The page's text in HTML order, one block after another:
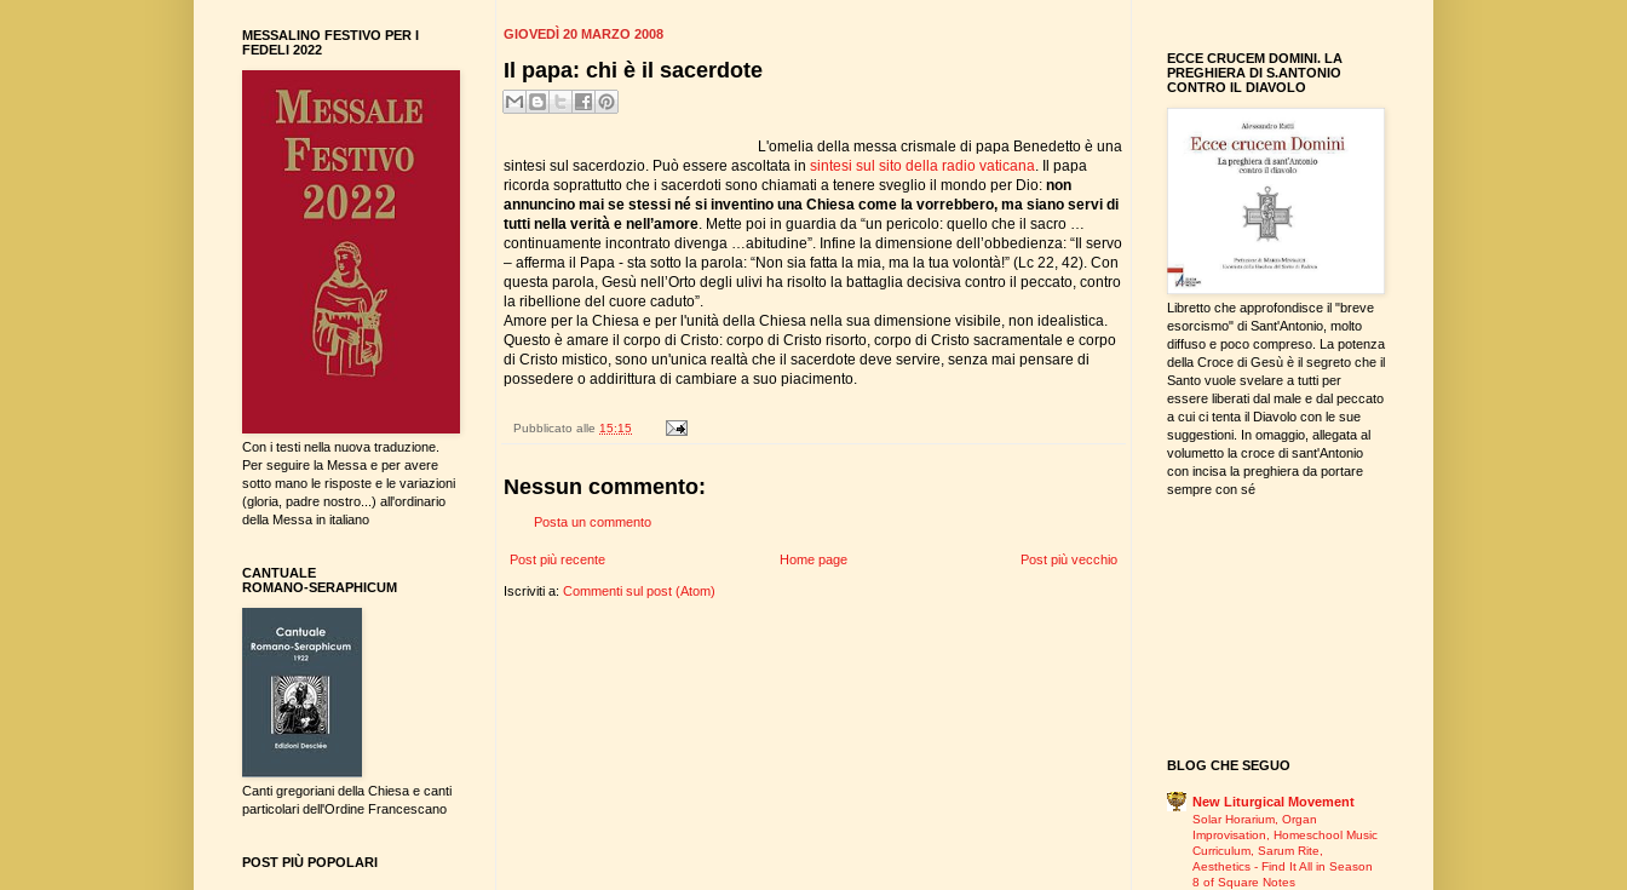
GIOVEDÌ 20 MARZO 2008
Il papa: chi è il sacerdote
L'omelia della messa crismale di papa Benedetto è una
sintesi sul sacerdozio. Può essere ascoltata in sintesi sul sito della radio vaticana . Il papa
ricorda soprattutto che i sacerdoti sono chiamati a tenere sveglio il mondo per Dio: non
annuncino mai se stessi né si inventino una Chiesa come la vorrebbero, ma siano servi di
tutti nella verità e nell’amore . Mette poi in guardia da “un pericolo: quello che il sacro …
continuamente incontrato divenga …abitudine”. Infine la dimensione dell’obbedienza: “Il servo
– afferma il Papa - sta sotto la parola: “Non sia fatta la mia, ma la tua volontà!” (Lc 22, 42). Con
questa parola, Gesù nell’Orto degli ulivi ha risolto la battaglia decisiva contro il peccato, contro
la ribellione del cuore caduto”.
Amore per la Chiesa e per l'unità della Chiesa nella sua dimensione visibile, non idealistica.
Questo è amare il corpo di Cristo: corpo di Cristo risorto, corpo di Cristo sacramentale e corpo
di Cristo mistico, sono un'unica realtà che il sacerdote deve servire, senza mai pensare di
possedere o addirittura di cambiare a suo piacimento.
Pubblicato alle 15:15
Nessun commento:
Posta un commento
Post più recente Post più vecchio
Home page
Iscriviti a: Commenti sul post (Atom)
MESSALINO FESTIVO PER I
FEDELI 2022
Con i testi nella nuova traduzione.
Per seguire la Messa e per avere
sotto mano le risposte e le variazioni
(gloria, padre nostro...) all'ordinario
della Messa in italiano
CANTUALE
ROMANO-SERAPHICUM
Canti gregoriani della Chiesa e canti
particolari dell'Ordine Francescano
POST PIÙ POPOLARI
ECCE CRUCEM DOMINI. LA
PREGHIERA DI S.ANTONIO
CONTRO IL DIAVOLO
Libretto che approfondisce il "breve
esorcismo" di Sant'Antonio, molto
diffuso e poco compreso. La potenza
della Croce di Gesù è il segreto che il
Santo vuole svelare a tutti per
essere liberati dal male e dal peccato
a cui ci tenta il Diavolo con le sue
suggestioni. In omaggio, allegata al
volumetto la croce di sant'Antonio
con incisa la preghiera da portare
sempre con sé
BLOG CHE SEGUO
New Liturgical Movement
Solar Horarium, Organ
Improvisation, Homeschool Music
Curriculum, Sarum Rite,
Aesthetics - Find It All in Season
8 of Square Notes